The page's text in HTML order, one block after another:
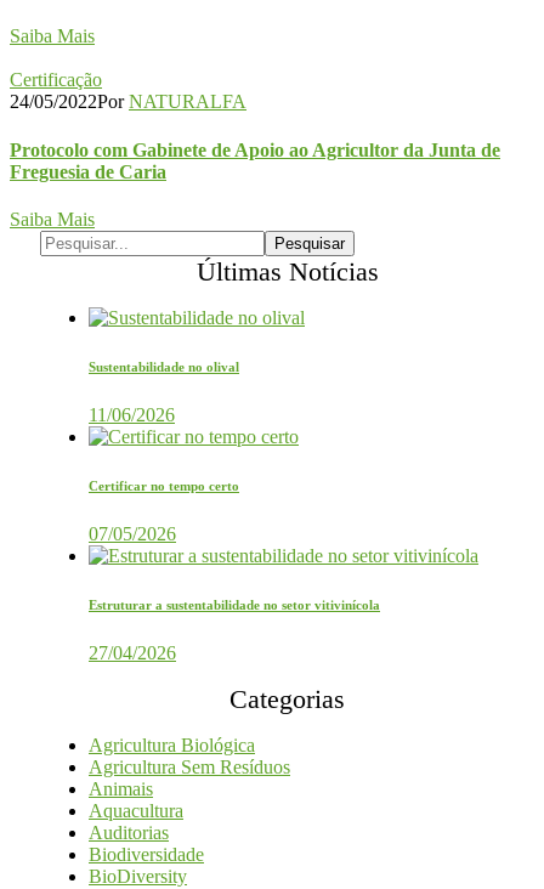
Saiba Mais
Certificação
24/05/2022PorNATURALFA
Protocolo com Gabinete de Apoio ao Agricultor da Junta de
Freguesia de Caria
Saiba Mais
Últimas Notícias
Sustentabilidade no olival
11/06/2026
Certificar no tempo certo
07/05/2026
Estruturar a sustentabilidade no setor vitivinícola
27/04/2026
Categorias
Agricultura Biológica
Agricultura Sem Resíduos
Animais
Aquacultura
Auditorias
Biodiversidade
BioDiversity